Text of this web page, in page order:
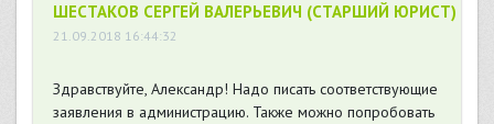
ШЕСТАКОВ СЕРГЕЙ ВАЛЕРЬЕВИЧ (СТАРШИЙ ЮРИСТ)
21.09.2018 16:44:32
Здравствуйте, Александр! Надо писать соответствующие
заявления в администрацию. Также можно попробовать